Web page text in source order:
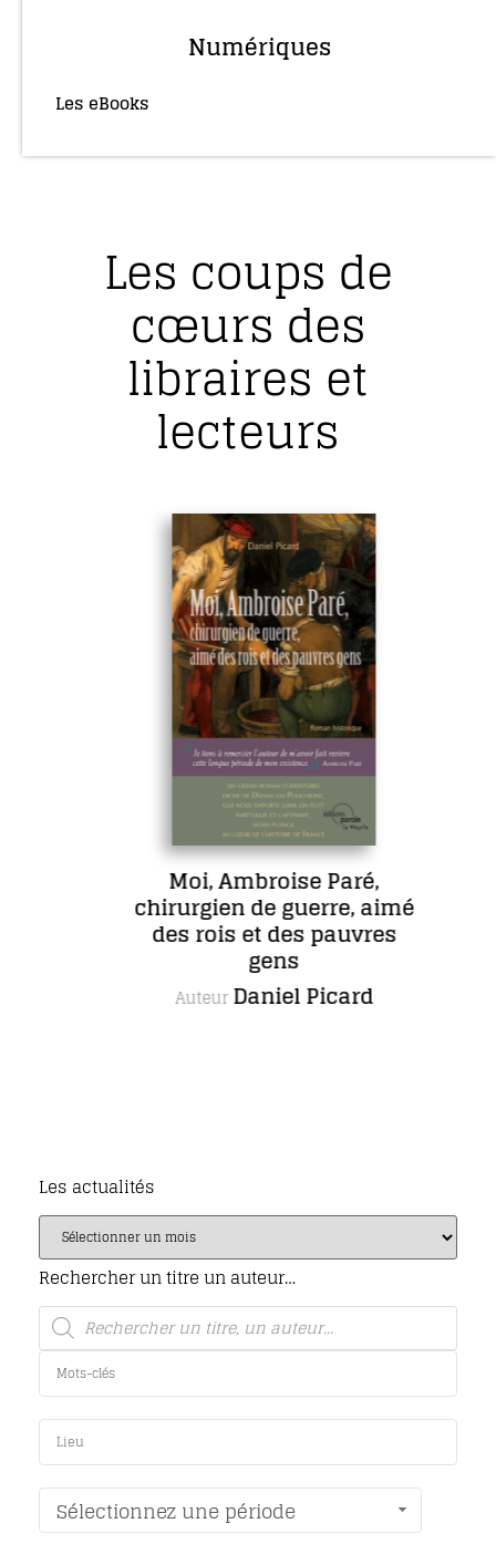
Numériques
Les eBooks
Les coups de
cœurs des
libraires et
lecteurs
Moi, Ambroise Paré,
chirurgien de guerre, aimé
des rois et des pauvres
gens
AuteurDaniel Picard
Les actualités
Rechercher un titre un auteur…
Sélectionnez une période